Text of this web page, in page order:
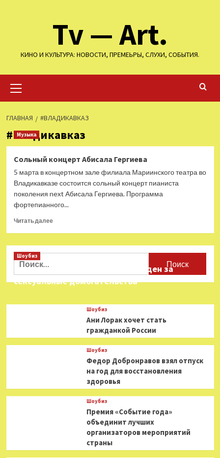
Tv — Art.
КИНО И КУЛЬТУРА: НОВОСТИ, ПРЕМЕЬРЫ, СЛУХИ, СОБЫТИЯ.
меню
ГЛАВНАЯ #ВЛАДИКАВКАЗ
#Владикавказ
Музыка
Сольный концерт Абисала Гергиева
5 марта в концертном зале филиала Мариинского театра во
Владикавказе состоится сольный концерт пианиста
поколения next Абисала Гергиева. Программа
фортепианного...
Читать далееПрочитать
Сольный
Гергиева
Найти:
Шоубиз
Звезда «Игры в кальмара» осужден за
сексуальные домогательства
Шоубиз
Ани Лорак хочет стать
гражданкой России
Шоубиз
Федор Добронравов взял отпуск
на год для восстановления
здоровья
Шоубиз
Премия «Событие года»
объединит лучших
организаторов мероприятий
страны